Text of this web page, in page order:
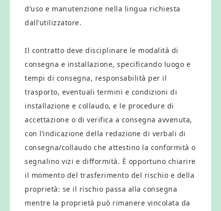
d’uso e manutenzione nella lingua richiesta
dall’utilizzatore.
Il contratto deve disciplinare le modalità di
consegna e installazione, specificando luogo e
tempi di consegna, responsabilità per il
trasporto, eventuali termini e condizioni di
installazione e collaudo, e le procedure di
accettazione o di verifica a consegna avvenuta,
con l’indicazione della redazione di verbali di
consegna/collaudo che attestino la conformità o
segnalino vizi e difformità. È opportuno chiarire
il momento del trasferimento del rischio e della
proprietà: se il rischio passa alla consegna
mentre la proprietà può rimanere vincolata da